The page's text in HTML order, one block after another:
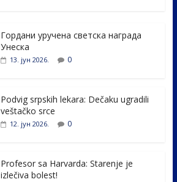
e
dI
e
Гордани уручена светска награда
Унеска
13. јун 2026. 0
Podvig srpskih lekara: Dečaku ugradili
veštačko srce
12. јун 2026. 0
Profesor sa Harvarda: Starenje je
izlečiva bolest!